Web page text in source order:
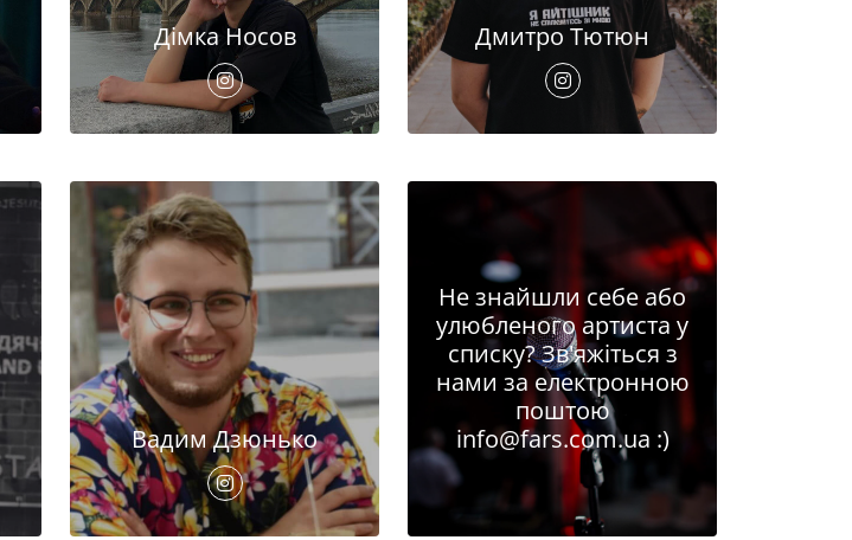
Дімка Носов Дмитро Тютюн
Вадим Дзюнько
Не знайшли себе або
улюбленого артиста у
списку? Зв'яжіться з
нами за електронною
поштою
info@fars.com.ua :)